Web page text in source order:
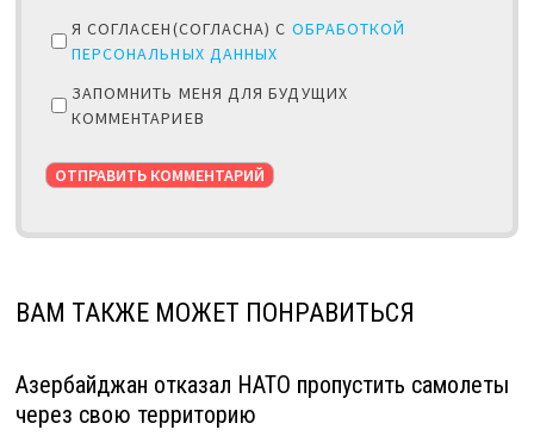
Я СОГЛАСЕН(СОГЛАСНА) С ОБРАБОТКОЙ
ПЕРСОНАЛЬНЫХ ДАННЫХ
ЗАПОМНИТЬ МЕНЯ ДЛЯ БУДУЩИХ
КОММЕНТАРИЕВ
ВАМ ТАКЖЕ МОЖЕТ ПОНРАВИТЬСЯ
Азербайджан отказал НАТО пропустить самолеты
через свою территорию